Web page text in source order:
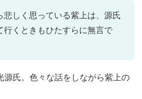
悲しく思っている紫上は、源氏
行くときもひたすらに無言で
源氏。色々な話をしながら紫上の